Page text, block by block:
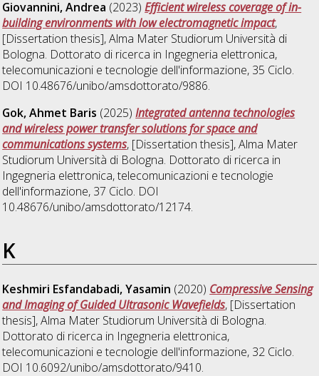
Giovannini, Andrea (2023)Efficient wireless coverage of in-
building environments with low electromagnetic impact,
[Dissertation thesis], Alma Mater Studiorum Università di
Bologna. Dottorato di ricerca in Ingegneria elettronica,
telecomunicazioni e tecnologie dell'informazione, 35 Ciclo.
DOI 10.48676/unibo/amsdottorato/9886.
Gok, Ahmet Baris (2025)Integrated antenna technologies
and wireless power transfer solutions for space and
communications systems, [Dissertation thesis], Alma Mater
Studiorum Università di Bologna. Dottorato di ricerca in
Ingegneria elettronica, telecomunicazioni e tecnologie
dell'informazione, 37 Ciclo. DOI
10.48676/unibo/amsdottorato/12174.
K
Keshmiri Esfandabadi, Yasamin (2020) Compressive Sensing
and Imaging of Guided Ultrasonic Wavefields, [Dissertation
thesis], Alma Mater Studiorum Università di Bologna.
Dottorato di ricerca in Ingegneria elettronica,
telecomunicazioni e tecnologie dell'informazione, 32 Ciclo.
DOI 10.6092/unibo/amsdottorato/9410.